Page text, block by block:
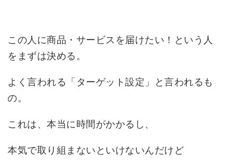
この人に商品・サービスを届けたい！という人
をまずは決める。
よく言われる「ターゲット設定」と言われるも
の。
これは、本当に時間がかかるし、
本気で取り組まないといけないんだけど